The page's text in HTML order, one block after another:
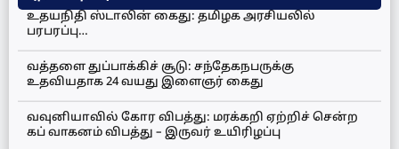
உதயநிதி ஸ்டாலின் கைது: தமிழக அரசியலில்
பரபரப்பு…
வத்தளை துப்பாக்கிச் சூடு: சந்தேகநபருக்கு
உதவியதாக 24 வயது இளைஞர் கைது
வவுனியாவில் கோர விபத்து: மரக்கறி ஏற்றிச் சென்ற
கப் வாகனம் விபத்து – இருவர் உயிரிழப்பு